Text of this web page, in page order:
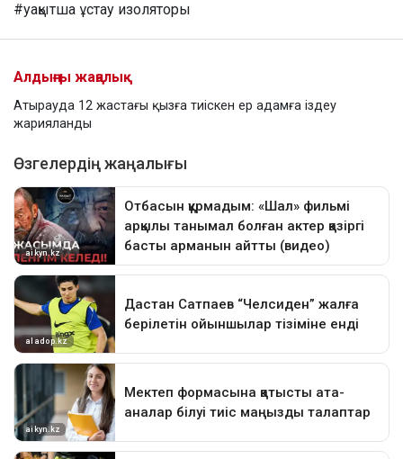
#уақытша ұстау изоляторы
Алдыңғы жаңалық
Атырауда 12 жастағы қызға тиіскен ер адамға іздеу
жарияланды